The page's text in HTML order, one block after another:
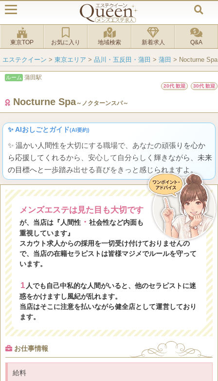
東京TOP お気に入り 地域検索 新着求人 Q&A
エステクイーン > 東京エリア > 品川・五反田・蒲田 > 蒲田 > Nocturne
ルーム 蒲田駅
20代 歓迎 30代 歓迎
Nocturne Spa～ノクターンスパ～
✨ AIおしごとガイド(AI要約)
✨ 温かい人間性を大切にする職場で、あなたの頑張りを心か
ら応援してくれるから、安心して自分らしく輝きながら、未来
の目標へと一歩踏み出せる喜びをきっと感じられますよ。
メンズエステは見た目も大切です
が、当店は『人間性・ 社会性など内面も
重視しています』
スカウト求人からの採用を一切受け付けておりませんの
で、当店の在籍セラピストは皆様マジメでルールを守って
います。
1 人でも自己中私的な人間がいると、他のセラピストに迷
惑をかけますし風紀が乱れます。
当店はそこに注意を払いながら健全店として運営しており
ます。
お仕事情報
給料